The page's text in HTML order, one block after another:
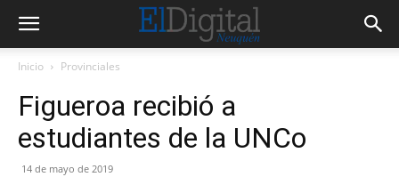
Inicio Provinciales
Figueroa recibió a
estudiantes de la UNCo
14 de mayo de 2019